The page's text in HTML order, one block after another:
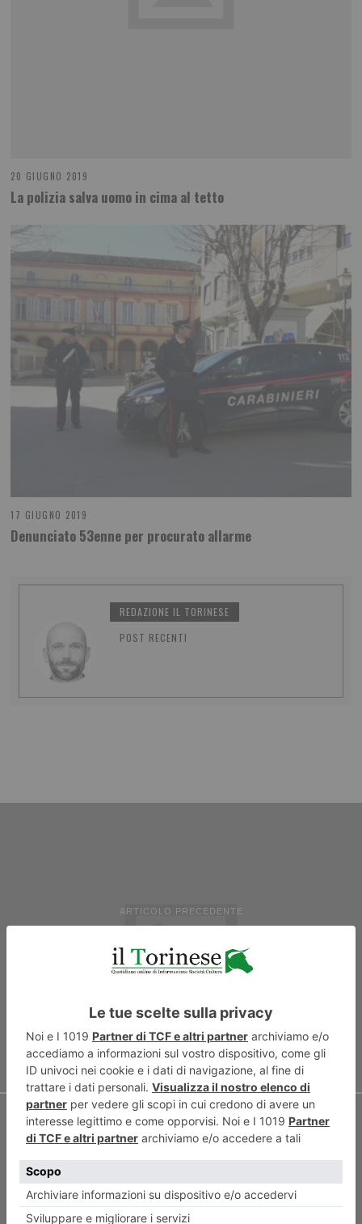
20 GIUGNO 2019
La polizia salva uomo in cima al tetto
17 GIUGNO 2019
Denunciato 53enne per procurato allarme
REDAZIONE IL TORINESE
POST RECENTI
ARTICOLO PRECEDENTE
Giuseppe “Pino” Trani, tifoso
juventino d'Istria
ARTICOLO SUCCESSIVO